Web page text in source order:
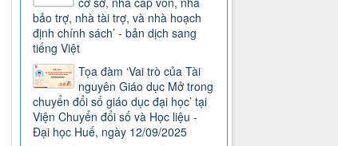
bảo trợ, nhà tài trợ, và nhà hoạch
định chính sách’ - bản dịch sang
tiếng Việt
Tọa đàm ‘Vai trò của Tài
nguyên Giáo dục Mở trong
chuyển đổi số giáo dục đại học’ tại
Viện Chuyển đổi số và Học liệu -
Đại học Huế, ngày 12/09/2025